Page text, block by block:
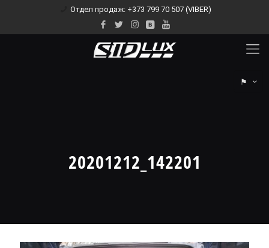
Отдел продаж: +373 799 70 507 (VIBER)
⚑
20201212_142201